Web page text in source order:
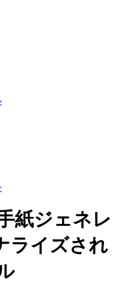
紙ジェネレ
ライズされ